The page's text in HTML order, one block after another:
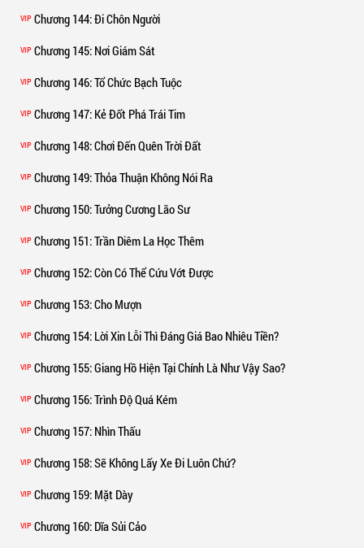
VIP Chương 144: Đi Chôn Người
VIP Chương 145: Nơi Giám Sát
VIP Chương 146: Tổ Chức Bạch Tuộc
VIP Chương 147: Kẻ Đốt Phá Trái Tim
VIP Chương 148: Chơi Đến Quên Trời Đất
VIP Chương 149: Thỏa Thuận Không Nói Ra
VIP Chương 150: Tưởng Cương Lão Sư
VIP Chương 151: Trần Diêm La Học Thêm
VIP Chương 152: Còn Có Thể Cứu Vớt Được
VIP Chương 153: Cho Mượn
VIP Chương 154: Lời Xin Lỗi Thì Đáng Giá Bao Nhiêu Tiền?
VIP Chương 155: Giang Hồ Hiện Tại Chính Là Như Vậy Sao?
VIP Chương 156: Trình Độ Quá Kém
VIP Chương 157: Nhìn Thấu
VIP Chương 158: Sẽ Không Lấy Xe Đi Luôn Chứ?
VIP Chương 159: Mặt Dày
VIP Chương 160: Dĩa Sủi Cảo